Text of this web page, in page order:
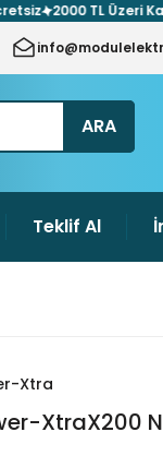
2000 TL Üzeri
ARA
Teklif Al
Xtra
XtraX200